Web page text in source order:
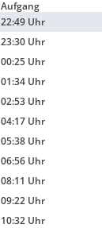
Aufgang
22:49 Uhr
23:30 Uhr
00:25 Uhr
01:34 Uhr
02:53 Uhr
04:17 Uhr
05:38 Uhr
06:56 Uhr
08:11 Uhr
09:22 Uhr
10:32 Uhr